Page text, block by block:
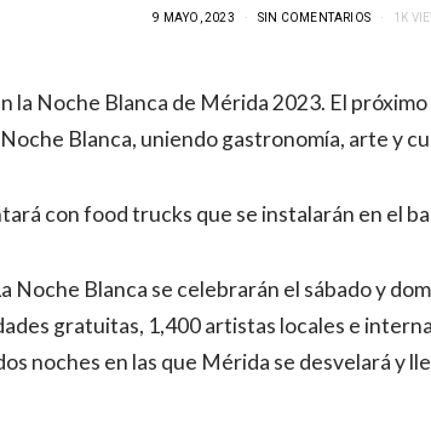
9 MAYO, 2023 SIN COMENTARIOS 1K
la Noche Blanca de Mérida 2023. El
Blanca, uniendo gastronomía, arte y
con food trucks que se instalarán en el
Noche Blanca se celebrarán el sábado y
gratuitas, 1,400 artistas locales e
noches en las que Mérida se desvelará y